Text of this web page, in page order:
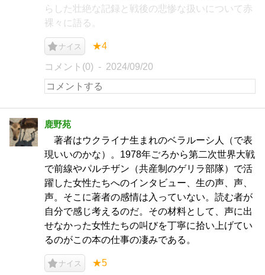
らした壮絶な記録と戦後の悲惨な扱いについて赤
裸々に語る。
ナイス ★4
コメント(0) 2024/09/20
鹿野苑
著者はウクライナ生まれのベラルーシ人（で表
現いいのかな）。1978年ごろから第二次世界大戦
で前線やパルチザン（共産制のゲリラ部隊）で活
躍した女性たちへのインタビュー、生の声、声、
声。そこに著者の感情は入っていない。読む者が
自分で感じ考えるのだ。その材料として、声に出
せなかった女性たちの叫びを丁寧に拾い上げてい
るのがこの本の仕事の凄みである。
ナイス ★5